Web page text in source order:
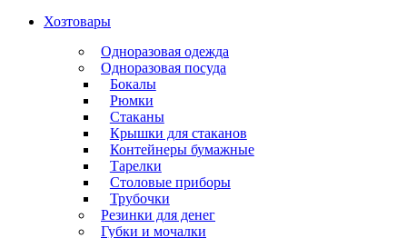
Хозтовары
Одноразовая одежда
Одноразовая посуда
Бокалы
Рюмки
Стаканы
Крышки для стаканов
Контейнеры бумажные
Тарелки
Столовые приборы
Трубочки
Резинки для денег
Губки и мочалки